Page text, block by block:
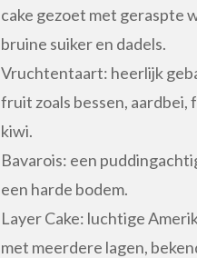
cake gezoet met geraspte
bruine suiker en dadels.
Vruchtentaart: heerlijk
fruit zoals bessen, aardbei,
kiwi.
Bavarois: een
een harde bodem.
Layer Cake: luchtige
met meerdere lagen,